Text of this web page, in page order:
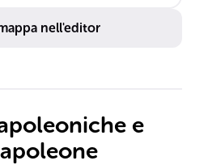
nell'editor
e